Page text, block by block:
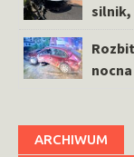
silnik,
nocna
ARCHIWUM